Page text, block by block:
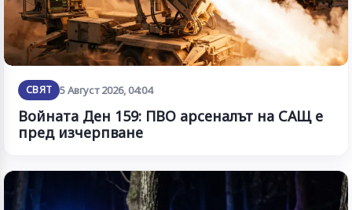
СВЯТ 5 Август 2026, 04:04
Войната Ден 159: ПВО арсеналът на САЩ е
пред изчерпване